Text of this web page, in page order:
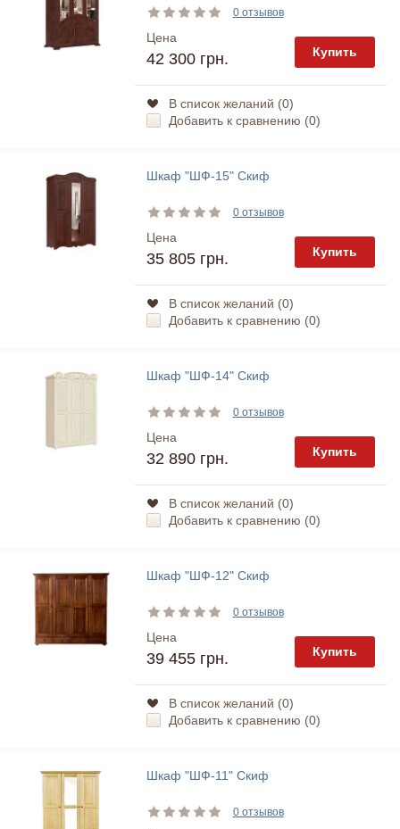
0 отзывов
Цена
42 300 грн. Купить
В список желаний (0)
Добавить к сравнению (0)
Шкаф "ШФ-15" Скиф
0 отзывов
Цена
35 805 грн. Купить
В список желаний (0)
Добавить к сравнению (0)
Шкаф "ШФ-14" Скиф
0 отзывов
Цена
32 890 грн. Купить
В список желаний (0)
Добавить к сравнению (0)
Шкаф "ШФ-12" Скиф
0 отзывов
Цена
39 455 грн. Купить
В список желаний (0)
Добавить к сравнению (0)
Шкаф "ШФ-11" Скиф
0 отзывов